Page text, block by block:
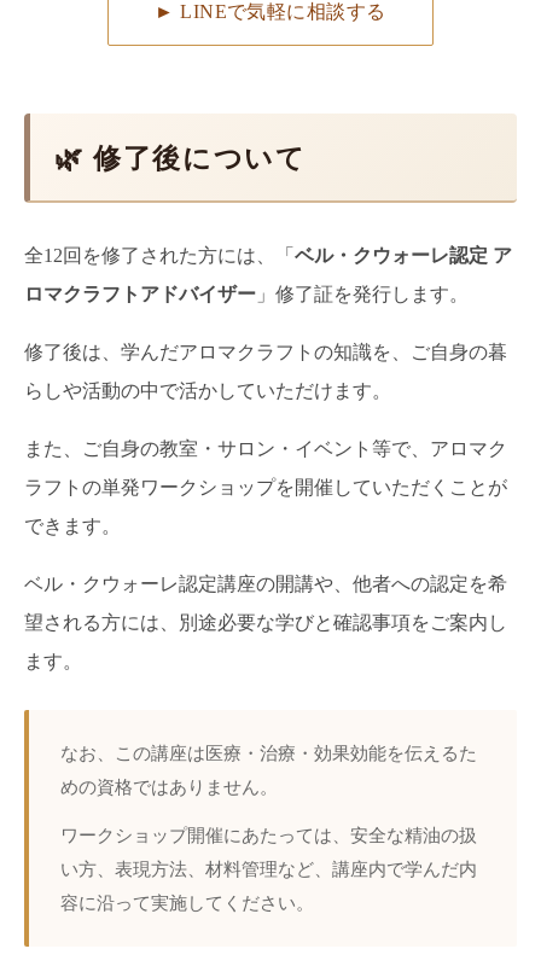
► LINEで気軽に相談する
🌿 修了後について
全12回を修了された方には、「 ベル・クウォーレ認定 ア
ロマクラフトアドバイザー 」修了証を発行します。
修了後は、学んだアロマクラフトの知識を、ご自身の暮
らしや活動の中で活かしていただけます。
また、ご自身の教室・サロン・イベント等で、アロマク
ラフトの単発ワークショップを開催していただくことが
できます。
ベル・クウォーレ認定講座の開講や、他者への認定を希
望される方には、別途必要な学びと確認事項をご案内し
ます。
なお、この講座は医療・治療・効果効能を伝えるた
めの資格ではありません。
ワークショップ開催にあたっては、安全な精油の扱
い方、表現方法、材料管理など、講座内で学んだ内
容に沿って実施してください。